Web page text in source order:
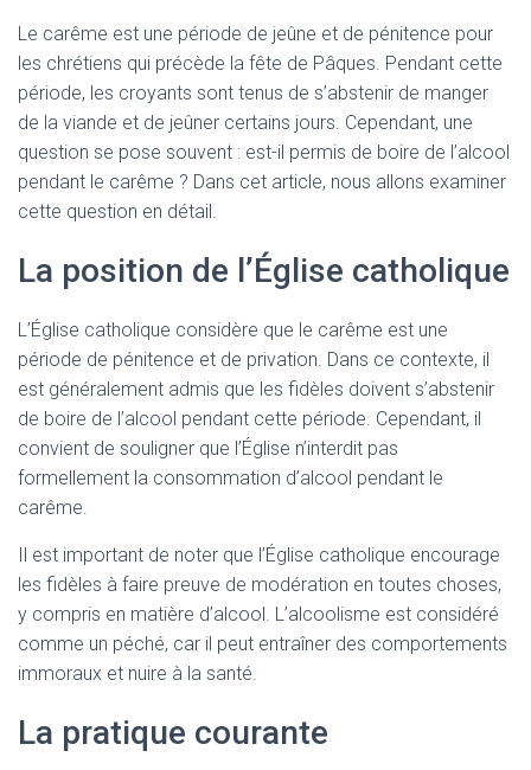
Le carême est une période de jeûne et de pénitence pour
les chrétiens qui précède la fête de Pâques. Pendant cette
période, les croyants sont tenus de s’abstenir de manger
de la viande et de jeûner certains jours. Cependant, une
question se pose souvent : est-il permis de boire de l’alcool
pendant le carême ? Dans cet article, nous allons examiner
cette question en détail.
La position de l’Église catholique
L’Église catholique considère que le carême est une
période de pénitence et de privation. Dans ce contexte, il
est généralement admis que les fidèles doivent s’abstenir
de boire de l’alcool pendant cette période. Cependant, il
convient de souligner que l’Église n’interdit pas
formellement la consommation d’alcool pendant le
carême.
Il est important de noter que l’Église catholique encourage
les fidèles à faire preuve de modération en toutes choses,
y compris en matière d’alcool. L’alcoolisme est considéré
comme un péché, car il peut entraîner des comportements
immoraux et nuire à la santé.
La pratique courante